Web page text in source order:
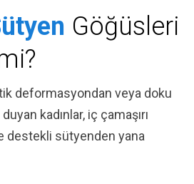
Göğüsleri
deformasyondan veya doku
kadınlar, iç çamaşırı
destekli sütyenden yana